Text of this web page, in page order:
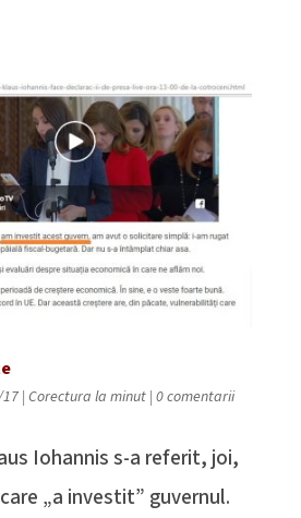
| Corectura la minut| 0 comentarii
Iohannis s-a referit, joi,
„a investit” guvernul.